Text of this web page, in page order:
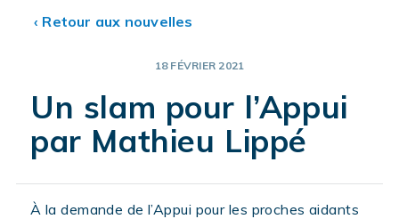
‹ Retour aux nouvelles
18 FÉVRIER 2021
Un slam pour l’Appui
par Mathieu Lippé
À la demande de l’Appui pour les proches aidants